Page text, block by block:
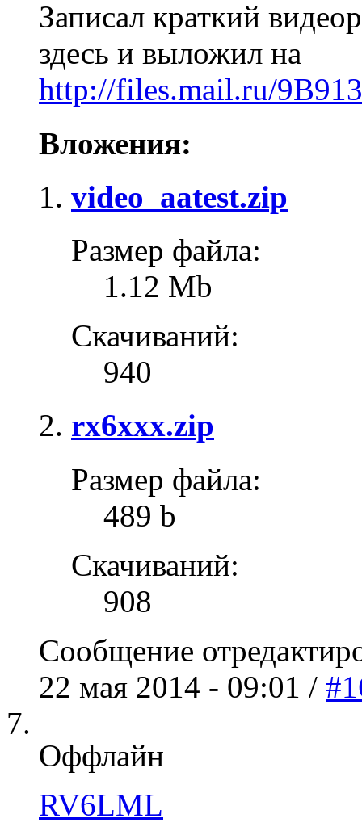
Записал краткий
здесь и выложил на
http://files.mail.ru/
Вложения:
video_aatest.zip
Размер файла:
1.12 Mb
Скачиваний:
940
rx6xxx.zip
Размер файла:
489 b
Скачиваний:
908
Сообщение
22 мая 2014 - 09:01 /
Оффлайн
RV6LML